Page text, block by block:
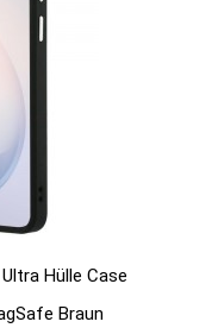
Hülle Case
Braun